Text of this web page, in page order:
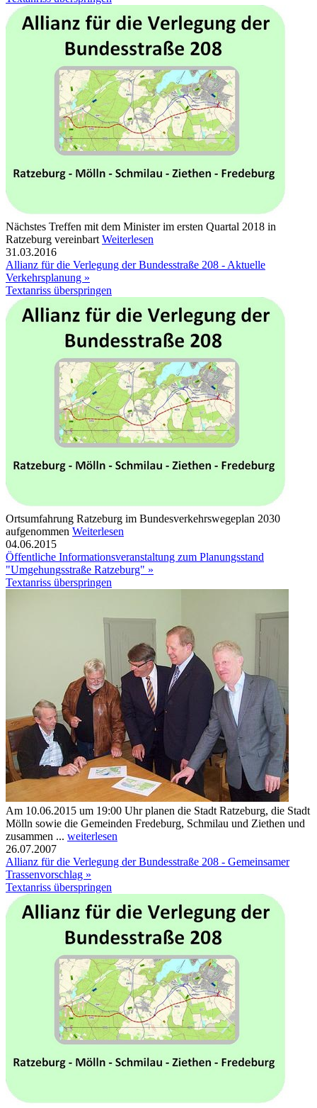
Nächstes Treffen mit dem Minister im ersten Quartal 2018 in
Ratzeburg vereinbartWeiterlesen
31.03.2016
Allianz für die Verlegung der Bundesstraße 208 - Aktuelle
Verkehrsplanung »
Textanriss überspringen
Ortsumfahrung Ratzeburg im Bundesverkehrswegeplan 2030
aufgenommen Weiterlesen
04.06.2015
Öffentliche Informationsveranstaltung zum Planungsstand
"Umgehungsstraße Ratzeburg" »
Textanriss überspringen
Am 10.06.2015 um 19:00 Uhr planen die Stadt Ratzeburg, die Stadt
Mölln sowie die Gemeinden Fredeburg, Schmilau und Ziethen und
zusammen ... weiterlesen
26.07.2007
Allianz für die Verlegung der Bundesstraße 208 - Gemeinsamer
Trassenvorschlag »
Textanriss überspringen